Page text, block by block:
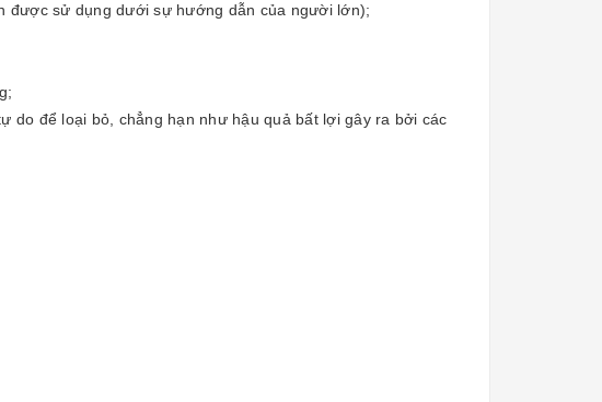
được sử dụng dưới sự hướng dẫn của người lớn);
do để loại bỏ, chẳng hạn như hậu quả bất lợi gây ra bởi các